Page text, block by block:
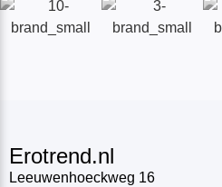
Erotrend.nl
Leeuwenhoeckweg 16